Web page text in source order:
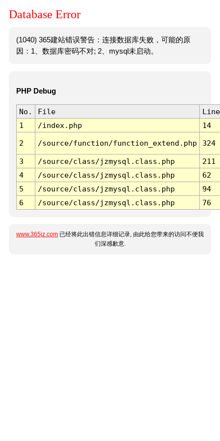
Database Error
(1040) 365建站错误警告：连接数据库失败，可能的原
因：1、数据库密码不对; 2、mysql未启动。
PHP Debug
No. File
Line
1
/index.php 14
2 /source/function/function_extend.php 324
3 /source/class/jzmysql.class.php
211
4
/source/class/jzmysql.class.php
62
5
/source/class/jzmysql.class.php
94
6
/source/class/jzmysql.class.php 76
www.365jz.com 已经将此出错信息详细记录, 由此给您带来的访问不便我
们深感歉意.